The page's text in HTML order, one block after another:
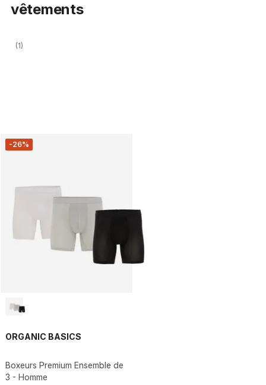
vêtements
(1)
-26%
ORGANIC BASICS
Boxeurs Premium Ensemble de
3 - Homme